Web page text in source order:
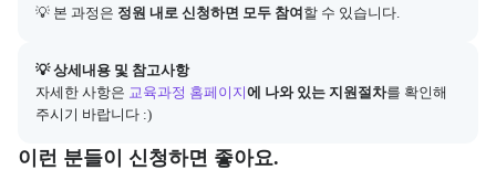
💡 본 과정은 정원 내로 신청하면 모두 참여 할 수 있습니다.
💡 상세내용 및 참고사항
아래에는 지원 절차의 상세 설명 및 참고 링크가 포함된다.
자세한 사항은 교육과정 홈페이지에 나와 있는 지원절차를 확인해
주시기 바랍니다 :)
이런 분들이 신청하면 좋아요.
이 교육과정이 어떤 분들께 추천되는지 항목으로 안내한다. 더보기